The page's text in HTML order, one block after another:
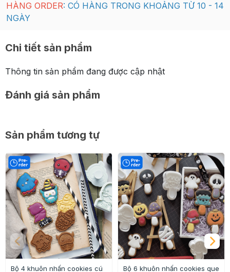
HÀNG ORDER: CÓ HÀNG TRONG KHOẢNG TỪ 10 - 14
NGÀY
Chi tiết sản phẩm
Thông tin sản phẩm đang được cập nhật
Đánh giá sản phẩm
Sản phẩm tương tự
Bộ 4 khuôn nhấn cookies cú
Bộ 6 khuôn nhấn cookies que